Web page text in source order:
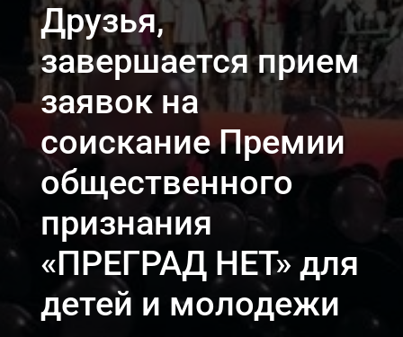
Друзья,
завершается прием
заявок на
соискание Премии
общественного
признания
«ПРЕГРАД НЕТ» для
детей и молодежи